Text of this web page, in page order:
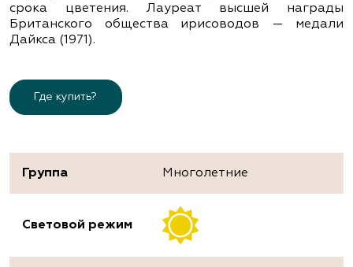
срока цветения. Лауреат высшей награды
Британского общества ирисоводов — медали
Дайкса (1971).
Где купить?
Группа Многолетние
Световой режим